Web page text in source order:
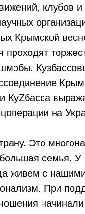
клубов и
Крымской
проходят
КуZбасса
на
Это
семья. У
живем с
При
начинали